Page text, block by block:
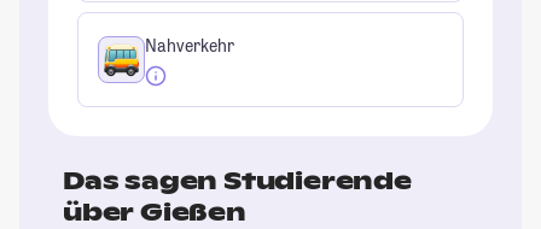
Nahverkehr
Das sagen Studierende
über Gießen